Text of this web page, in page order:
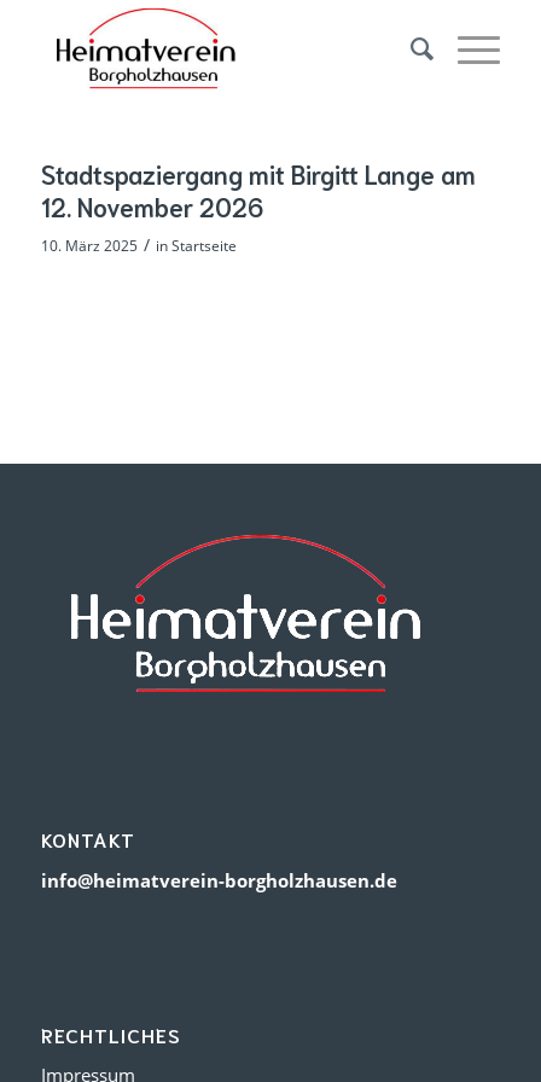
Stadtspaziergang mit Birgitt Lange am
12. November 2026
10. März 2025 / inStartseite
KONTAKT
info@heimatverein-borgholzhausen.de
RECHTLICHES
Impressum